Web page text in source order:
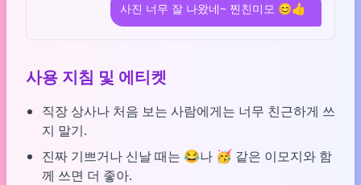
사진 너무 잘 나왔네~ 찐친미모 😊👍
사용 지침 및 에티켓
직장 상사나 처음 보는 사람에게는 너무 친근하게 쓰
지 말기.
진짜 기쁘거나 신날 때는 😂나 🥳 같은 이모지와 함
께 쓰면 더 좋아.